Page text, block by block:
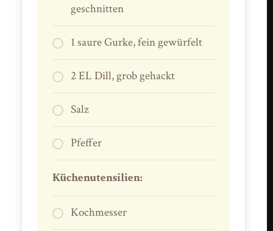
geschnitten
1 saure Gurke, fein gewürfelt
2 EL Dill, grob gehackt
Salz
Pfeffer
Küchenutensilien:
Kochmesser